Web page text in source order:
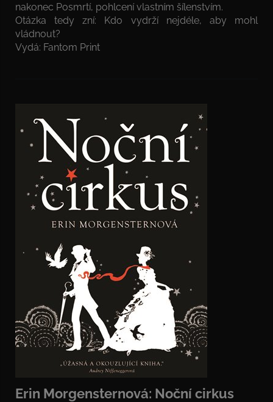
nakonec Posmrtí, pohlcení vlastním šílenstvím.
Otázka tedy zní: Kdo vydrží nejdéle, aby mohl
vládnout?
Vydá: Fantom Print
Erin Morgensternová: Noční cirkus